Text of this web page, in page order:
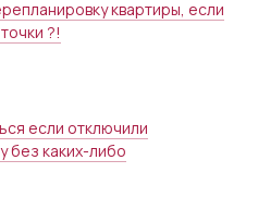
квартиры, если
?!
если отключили
без каких-либо